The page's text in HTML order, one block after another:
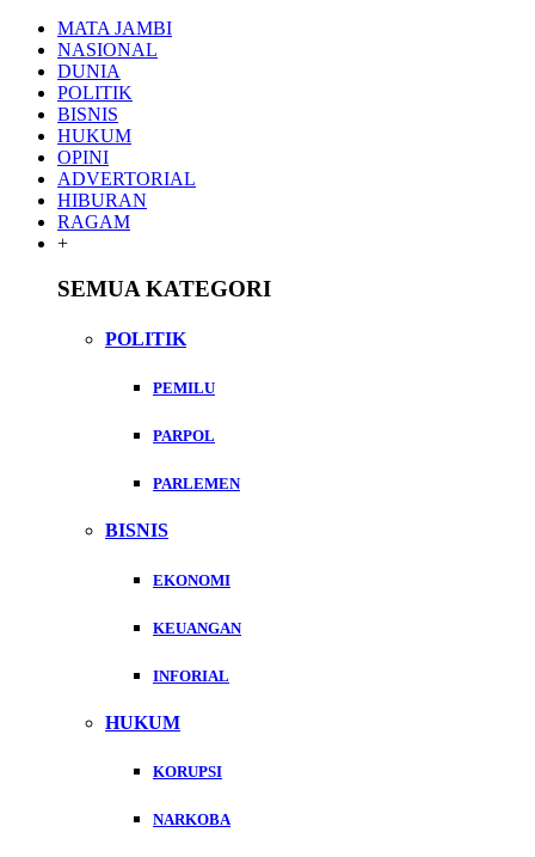
MATA JAMBI
NASIONAL
DUNIA
POLITIK
BISNIS
HUKUM
OPINI
ADVERTORIAL
HIBURAN
RAGAM
+
SEMUA KATEGORI
POLITIK
PEMILU
PARPOL
PARLEMEN
BISNIS
EKONOMI
KEUANGAN
INFORIAL
HUKUM
KORUPSI
NARKOBA